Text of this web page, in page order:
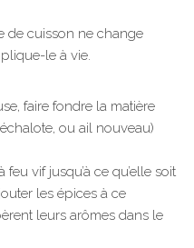
de cuisson ne change
le à vie.
faire fondre la matière
ou ail nouveau)
feu vif jusqu’à ce qu’elle soit
les épices à ce
leurs arômes dans le